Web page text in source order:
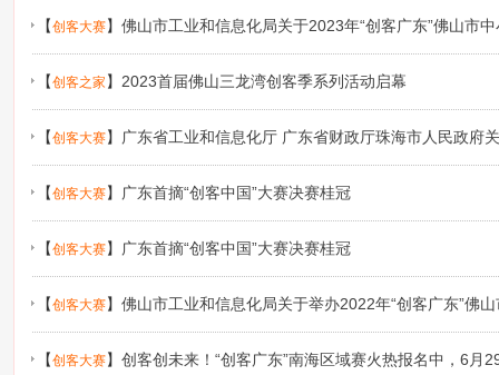
【创客大赛】 佛山市工业和信息化局关于2023年“创客广东”佛山市
赛项目承办机构的公示
【创客之家 】 2023首届佛山三龙湾创客季系列活动启幕
【创客大赛】
广东省工业和信息化厅 广东省财政厅珠海市人民政府
东省中小企业创新创业大赛暨第七届“创客广东”大赛的预通知
【创客大赛】 广东首摘“创客中国”大赛决赛桂冠
【创客大赛】 广东首摘“创客中国”大赛决赛桂冠
【创客大赛】 佛山市工业和信息化局关于举办2022年“创客广东”佛
通知
【创客大赛】 创客创未来！“创客广东”南海区域赛火热报名中，6月